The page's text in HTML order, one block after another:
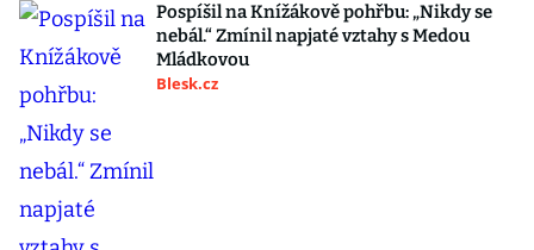
Pospíšil na Knížákově pohřbu: „Nikdy se
nebál.“ Zmínil napjaté vztahy s Medou
Mládkovou
Blesk.cz